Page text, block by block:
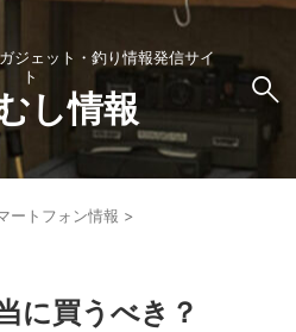
ジェット・釣り情報発信サイ
ト
し情報
ートフォン情報 >
に買うべき？